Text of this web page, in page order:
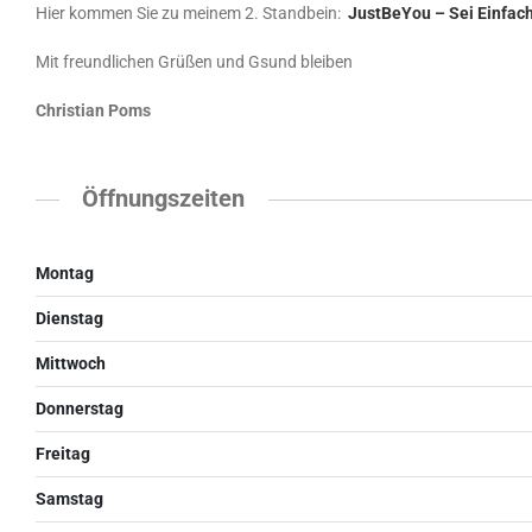
Hier kommen Sie zu meinem 2. Standbein: JustBeYou – Sei
Mit freundlichen Grüßen und Gsund bleiben
Christian Poms
Öffnungszeiten
Montag
Dienstag
Mittwoch
Donnerstag
Freitag
Samstag